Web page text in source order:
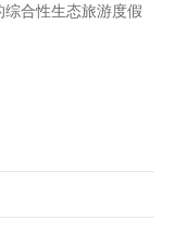
合性生态旅游度假